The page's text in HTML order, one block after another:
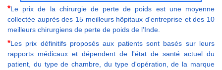
*Le prix de la chirurgie de perte de poids est une moyenne
collectée auprès des 15 meilleurs hôpitaux d'entreprise et des 10
meilleurs chirurgiens de perte de poids de l'Inde.
*Les prix définitifs proposés aux patients sont basés sur leurs
rapports médicaux et dépendent de l'état de santé actuel du
patient, du type de chambre, du type d'opération, de la marque